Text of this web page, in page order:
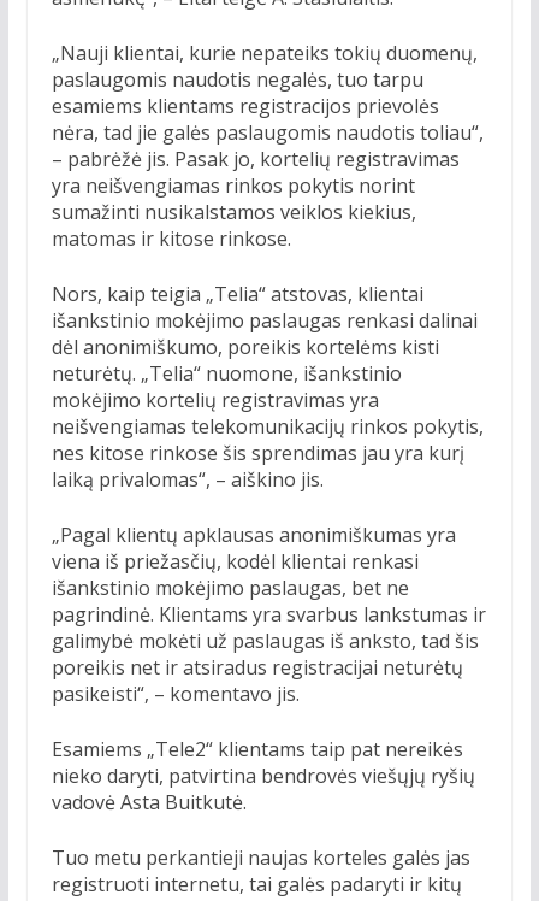
„Nauji klientai, kurie nepateiks tokių duomenų,
paslaugomis naudotis negalės, tuo tarpu
esamiems klientams registracijos prievolės
nėra, tad jie galės paslaugomis naudotis toliau“,
– pabrėžė jis. Pasak jo, kortelių registravimas
yra neišvengiamas rinkos pokytis norint
sumažinti nusikalstamos veiklos kiekius,
matomas ir kitose rinkose.
Nors, kaip teigia „Telia“ atstovas, klientai
išankstinio mokėjimo paslaugas renkasi dalinai
dėl anonimiškumo, poreikis kortelėms kisti
neturėtų. „Telia“ nuomone, išankstinio
mokėjimo kortelių registravimas yra
neišvengiamas telekomunikacijų rinkos pokytis,
nes kitose rinkose šis sprendimas jau yra kurį
laiką privalomas“, – aiškino jis.
„Pagal klientų apklausas anonimiškumas yra
viena iš priežasčių, kodėl klientai renkasi
išankstinio mokėjimo paslaugas, bet ne
pagrindinė. Klientams yra svarbus lankstumas ir
galimybė mokėti už paslaugas iš anksto, tad šis
poreikis net ir atsiradus registracijai neturėtų
pasikeisti“, – komentavo jis.
Esamiems „Tele2“ klientams taip pat nereikės
nieko daryti, patvirtina bendrovės viešųjų ryšių
vadovė Asta Buitkutė.
Tuo metu perkantieji naujas korteles galės jas
registruoti internetu, tai galės padaryti ir kitų